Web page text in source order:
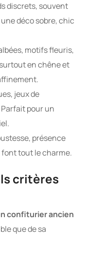
discrets, souvent
déco sobre, chic
motifs fleuris,
en chêne et
jeux de
pour un
présence
tout le charme.
critères
confiturier ancien
que de sa